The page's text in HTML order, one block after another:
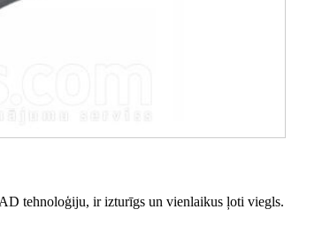
tehnoloģiju, ir izturīgs un vienlaikus ļoti viegls.